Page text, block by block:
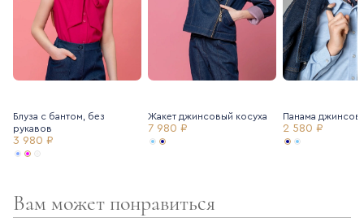
Блуза с бантом, без
рукавов
3 980 ₽
Жакет джинсовый косуха
7 980 ₽
Панама
2 580 ₽
Вам может понравиться